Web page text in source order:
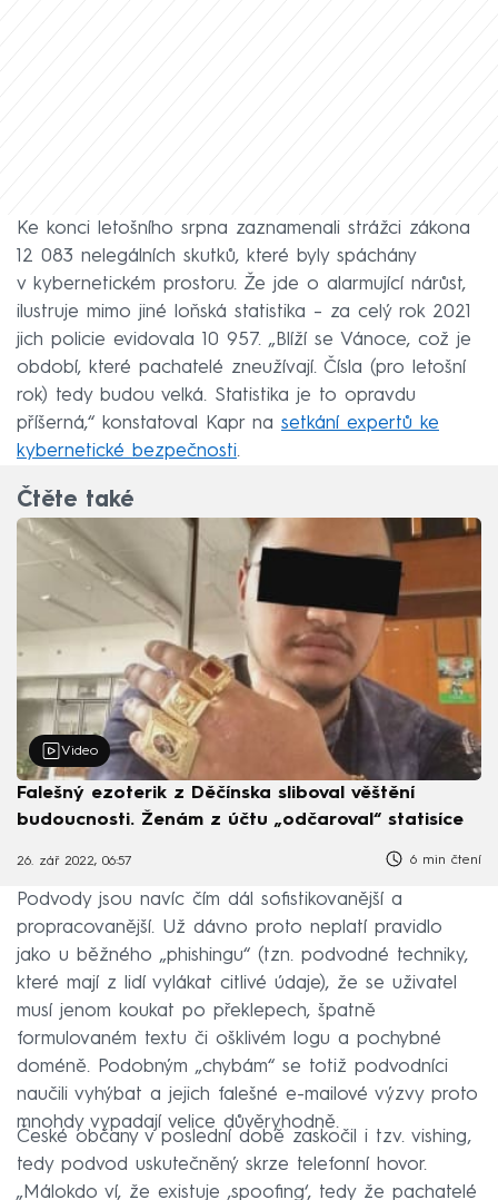
Ke konci letošního srpna zaznamenali strážci zákona
12 083 nelegálních skutků, které byly spáchány
v kybernetickém prostoru. Že jde o alarmující nárůst,
ilustruje mimo jiné loňská statistika – za celý rok 2021
jich policie evidovala 10 957. „Blíží se Vánoce, což je
období, které pachatelé zneužívají. Čísla (pro letošní
rok) tedy budou velká. Statistika je to opravdu
příšerná,“ konstatoval Kapr na setkání expertů ke
kybernetické bezpečnosti.
Čtěte také
Video
Falešný ezoterik z Děčínska sliboval věštění
budoucnosti. Ženám z účtu „odčaroval“ statisíce
26. zář 2022, 06:57 6 min čtení
Podvody jsou navíc čím dál sofistikovanější a
propracovanější. Už dávno proto neplatí pravidlo
jako u běžného „phishingu“ (tzn. podvodné techniky,
které mají z lidí vylákat citlivé údaje), že se uživatel
musí jenom koukat po překlepech, špatně
formulovaném textu či ošklivém logu a pochybné
doméně. Podobným „chybám“ se totiž podvodníci
naučili vyhýbat a jejich falešné e-mailové výzvy proto
mnohdy vypadají velice důvěryhodně.
České občany v poslední době zaskočil i tzv. vishing,
tedy podvod uskutečněný skrze telefonní hovor.
„Málokdo ví, že existuje ‚spoofing‘, tedy že pachatelé